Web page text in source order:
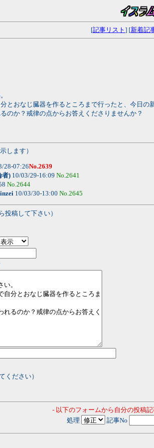
[記事リスト ] [新着記
おなじ臓器を作るところまで行ったと、今日の
のか？戒律の点からお答えくださりませんか？
します）
28-07:26No.2639
者) 10/03/29-16:09 No.2641
No.2644
10/03/30-13:00 No.2645
投稿して下さい）
ください）
- 以下のフォームから自分の投稿
処理
記事No